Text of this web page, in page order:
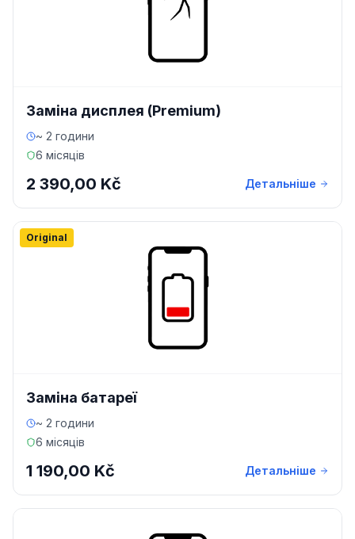
Заміна дисплея (Premium)
~ 2 години
6 місяців
2 390,00 Kč Детальніше
Original
Заміна батареї
~ 2 години
6 місяців
1 190,00 Kč Детальніше